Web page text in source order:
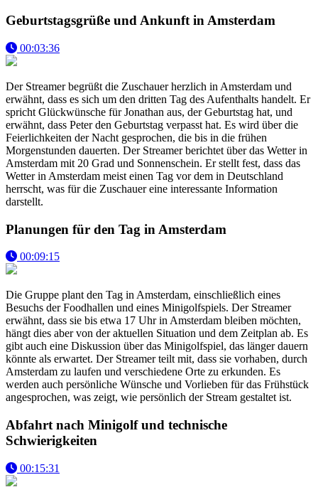
Geburtstagsgrüße und Ankunft in Amsterdam
00:03:36
Der Streamer begrüßt die Zuschauer herzlich in Amsterdam und
erwähnt, dass es sich um den dritten Tag des Aufenthalts handelt. Er
spricht Glückwünsche für Jonathan aus, der Geburtstag hat, und
erwähnt, dass Peter den Geburtstag verpasst hat. Es wird über die
Feierlichkeiten der Nacht gesprochen, die bis in die frühen
Morgenstunden dauerten. Der Streamer berichtet über das Wetter in
Amsterdam mit 20 Grad und Sonnenschein. Er stellt fest, dass das
Wetter in Amsterdam meist einen Tag vor dem in Deutschland
herrscht, was für die Zuschauer eine interessante Information
darstellt.
Planungen für den Tag in Amsterdam
00:09:15
Die Gruppe plant den Tag in Amsterdam, einschließlich eines
Besuchs der Foodhallen und eines Minigolfspiels. Der Streamer
erwähnt, dass sie bis etwa 17 Uhr in Amsterdam bleiben möchten,
hängt dies aber von der aktuellen Situation und dem Zeitplan ab. Es
gibt auch eine Diskussion über das Minigolfspiel, das länger dauern
könnte als erwartet. Der Streamer teilt mit, dass sie vorhaben, durch
Amsterdam zu laufen und verschiedene Orte zu erkunden. Es
werden auch persönliche Wünsche und Vorlieben für das Frühstück
angesprochen, was zeigt, wie persönlich der Stream gestaltet ist.
Abfahrt nach Minigolf und technische
Schwierigkeiten
00:15:31